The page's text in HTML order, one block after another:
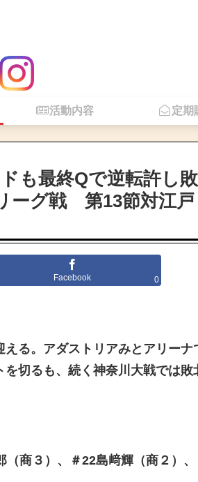
活動内容 定期
も最終Qで逆転許し敗
ーグ戦 第13節対江戸
Facebook 0
る。アダストリアみとアリーナ
切るも、続く神奈川大戦では敗
商３）、＃22島﨑輝（商２）、